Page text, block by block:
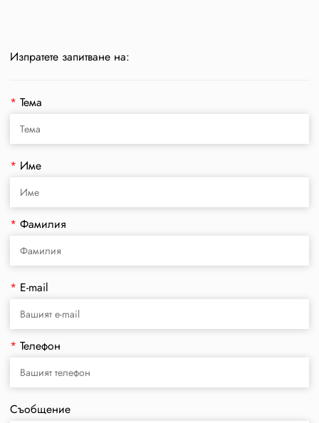
Изпратете запитване на:
* Тема
* Име
* Фамилия
* E-mail
* Телефон
Съобщение